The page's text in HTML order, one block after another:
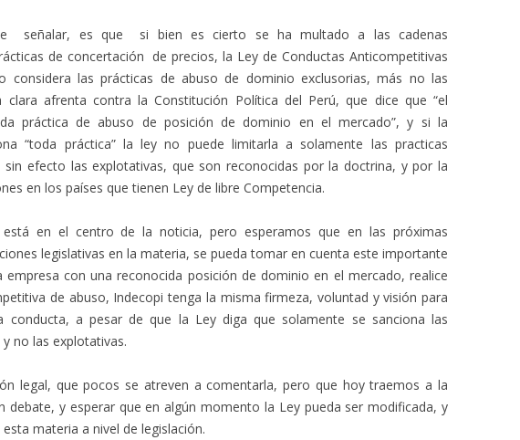
señalar, es que si bien es cierto se ha multado a las cadenas
de concertación de precios, la Ley de Conductas Anticompetitivas
considera las prácticas de abuso de dominio exclusorias, más no las
clara afrenta contra la Constitución Política del Perú, que dice que “el
práctica de abuso de posición de dominio en el mercado”, y si la
“toda práctica” la ley no puede limitarla a solamente las practicas
sin efecto las explotativas, que son reconocidas por la doctrina, y por la
en los países que tienen Ley de libre Competencia.
en el centro de la noticia, pero esperamos que en las próximas
legislativas en la materia, se pueda tomar en cuenta este importante
empresa con una reconocida posición de dominio en el mercado, realice
de abuso, Indecopi tenga la misma firmeza, voluntad y visión para
conducta, a pesar de que la Ley diga que solamente se sanciona las
no las explotativas.
legal, que pocos se atreven a comentarla, pero que hoy traemos a la
debate, y esperar que en algún momento la Ley pueda ser modificada, y
materia a nivel de legislación.